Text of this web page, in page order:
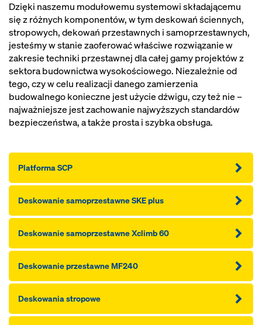
Dzięki naszemu modułowemu systemowi składającemu
się z różnych komponentów, w tym deskowań ściennych,
stropowych, dekowań przestawnych i samoprzestawnych,
jesteśmy w stanie zaoferować właściwe rozwiązanie w
zakresie techniki przestawnej dla całej gamy projektów z
sektora budownictwa wysokościowego. Niezależnie od
tego, czy w celu realizacji danego zamierzenia
budowalnego konieczne jest użycie dźwigu, czy też nie –
najważniejsze jest zachowanie najwyższych standardów
bezpieczeństwa, a także prosta i szybka obsługa.
Platforma SCP
Deskowanie samoprzestawne SKE plus
Deskowanie samoprzestawne Xclimb 60
Deskowanie przestawne MF240
Deskowania stropowe